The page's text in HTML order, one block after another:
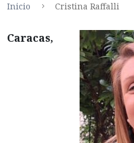
Inicio Cristina Raffalli
Caracas,